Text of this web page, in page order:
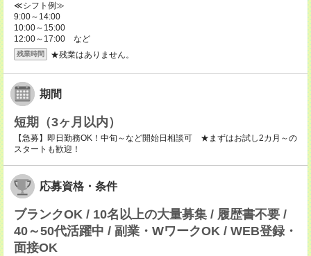
≪シフト例≫
9:00～14:00
10:00～15:00
12:00～17:00 など
残業時間 ★残業はありません。
期間
短期（3ヶ月以内）
【急募】即日勤務OK！中旬～など開始日相談可 ★まずはお試し2カ月～の
スタートも歓迎！
応募資格・条件
ブランクOK / 10名以上の大量募集 / 履歴書不要 /
40～50代活躍中 / 副業・WワークOK / WEB登録・
面接OK